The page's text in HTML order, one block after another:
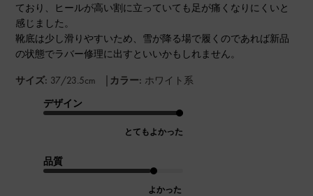
ており、ヒールが高い割に立っていても足が痛くなりにくいと
感じました。
靴底は少し滑りやすいため、雪が降る場で履くのであれば新品
の状態でラバー修理に出すといいかもしれません。
サイズ: 37/23.5cm | カラー: ホワイト系
デザイン
とてもよかった
品質
よかった